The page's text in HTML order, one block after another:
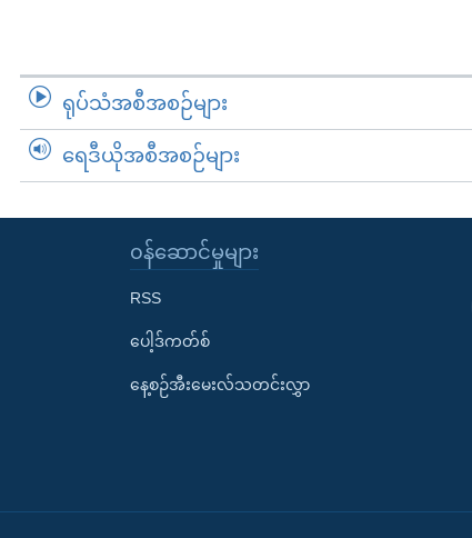
ရုပ်သံအစီအစဉ်များ
ရေဒီယိုအစီအစဉ်များ
၀န်ဆောင်မှုများ
RSS
ပေါ့ဒ်ကတ်စ်
နေ့စဉ်အီးမေးလ်သတင်းလွှာ